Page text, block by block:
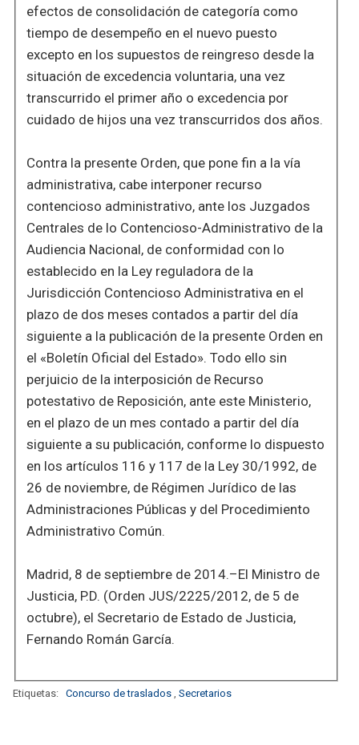
efectos de consolidación de categoría como
tiempo de desempeño en el nuevo puesto
excepto en los supuestos de reingreso desde la
situación de excedencia voluntaria, una vez
transcurrido el primer año o excedencia por
cuidado de hijos una vez transcurridos dos años.
Contra la presente Orden, que pone fin a la vía
administrativa, cabe interponer recurso
contencioso administrativo, ante los Juzgados
Centrales de lo Contencioso-Administrativo de la
Audiencia Nacional, de conformidad con lo
establecido en la Ley reguladora de la
Jurisdicción Contencioso Administrativa en el
plazo de dos meses contados a partir del día
siguiente a la publicación de la presente Orden en
el «Boletín Oficial del Estado». Todo ello sin
perjuicio de la interposición de Recurso
potestativo de Reposición, ante este Ministerio,
en el plazo de un mes contado a partir del día
siguiente a su publicación, conforme lo dispuesto
en los artículos 116 y 117 de la Ley 30/1992, de
26 de noviembre, de Régimen Jurídico de las
Administraciones Públicas y del Procedimiento
Administrativo Común.
Madrid, 8 de septiembre de 2014.–El Ministro de
Justicia, P.D. (Orden JUS/2225/2012, de 5 de
octubre), el Secretario de Estado de Justicia,
Fernando Román García.
Etiquetas: Concurso de traslados , Secretarios